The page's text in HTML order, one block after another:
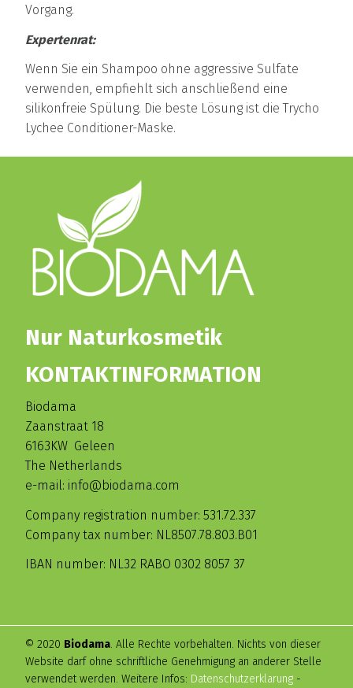
Vorgang.
Expertenrat:
Wenn Sie ein Shampoo ohne aggressive Sulfate
verwenden, empfiehlt sich anschließend eine
silikonfreie Spülung. Die beste Lösung ist die Trycho
Lychee Conditioner-Maske.
Nur Naturkosmetik
KONTAKTINFORMATION
Biodama
Zaanstraat 18
6163KW Geleen
The Netherlands
e-mail: info@biodama.com
Company registration number: 531.72.337
Company tax number: NL8507.78.803.B01
IBAN number: NL32 RABO 0302 8057 37
© 2020 Biodama. Alle Rechte vorbehalten. Nichts von dieser
Website darf ohne schriftliche Genehmigung an anderer Stelle
verwendet werden. Weitere Infos: Datenschutzerklarung -